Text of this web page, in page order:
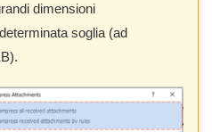
dimensioni
soglia (ad